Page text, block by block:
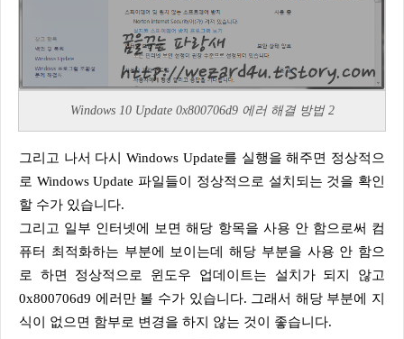
Windows 10 Update 0x800706d9 에러 해결 방법 2
그리고 나서 다시 Windows Update를 실행을 해주면 정상적으
로 Windows Update 파일들이 정상적으로 설치되는 것을 확인
할 수가 있습니다.
그리고 일부 인터넷에 보면 해당 항목을 사용 안 함으로써 컴
퓨터 최적화하는 부분에 보이는데 해당 부분을 사용 안 함으
로 하면 정상적으로 윈도우 업데이트는 설치가 되지 않고
0x800706d9 에러만 볼 수가 있습니다. 그래서 해당 부분에 지
식이 없으면 함부로 변경을 하지 않는 것이 좋습니다.